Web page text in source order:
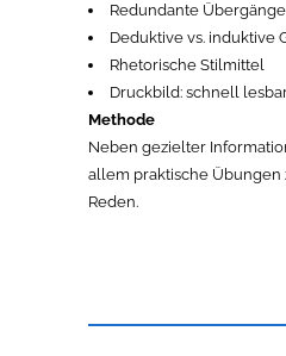
Redundante Übergänge
Deduktive vs. induktive
Rhetorische Stilmittel
Druckbild: schnell
Methode
Neben gezielter
allem praktische Übungen
Reden.